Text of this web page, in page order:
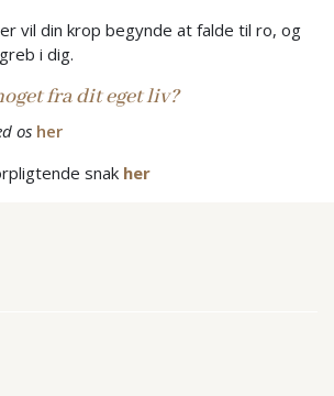
vil din krop begynde at falde til ro, og
i dig.
fra dit eget liv?
os her
snak her